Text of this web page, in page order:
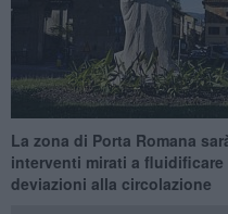
La zona di Porta Romana
interventi mirati a
deviazioni alla circolazione